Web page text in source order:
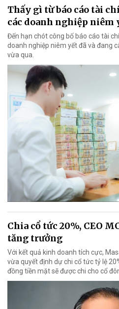
Thấy gì từ báo cáo tài
các doanh nghiệp niêm
Đến hạn chót công bố báo cáo tài
doanh nghiệp niêm yết đã và đang
vừa qua.
Chia cổ tức 20%, CEO
tăng trưởng
Với kết quả kinh doanh tích cực,
vừa quyết định dự chi cổ tức tỷ lệ
đồng tiền mặt sẽ được chi cho cổ